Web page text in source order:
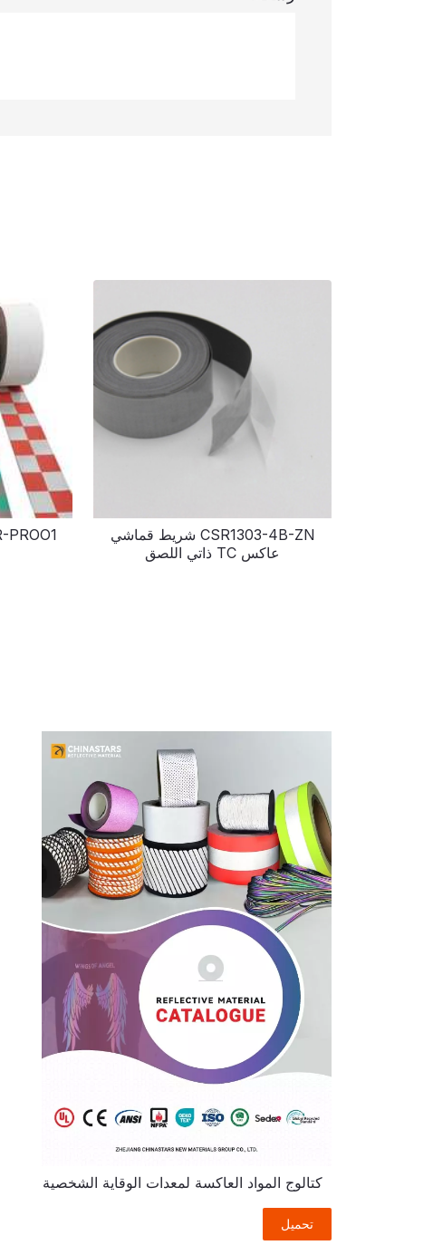
CSR1303-4B-ZN شريط قماشي
عاكس TC ذاتي اللصق
كتالوج المواد العاكسة لمعدات الوقاية الشخصية
تحميل